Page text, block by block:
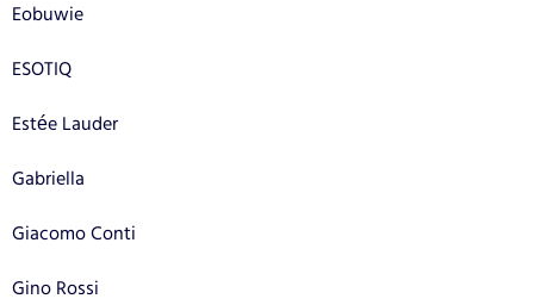
Eobuwie
ESOTIQ
Estée Lauder
Gabriella
Giacomo Conti
Gino Rossi